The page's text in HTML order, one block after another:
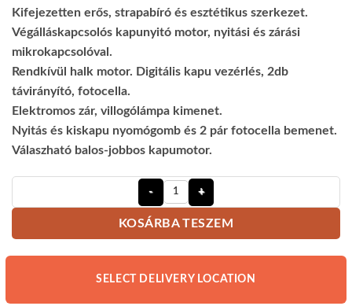
Kifejezetten erős, strapabíró és esztétikus szerkezet.
Végálláskapcsolós kapunyitó motor, nyitási és zárási
mikrokapcsolóval.
Rendkívül halk motor. Digitális kapu vezérlés, 2db
távirányító, fotocella.
Elektromos zár, villogólámpa kimenet.
Nyitás és kiskapu nyomógomb és 2 pár fotocella bemenet.
Válaszható balos-jobbos kapumotor.
Motorline Persa 400 - 24V -
KOSÁRBA TESZEM
SELECT DELIVERY LOCATION